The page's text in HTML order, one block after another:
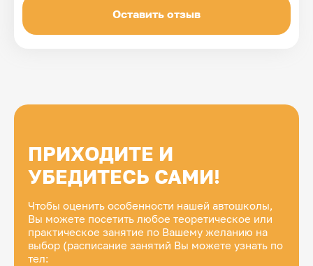
Оставить отзыв
ПРИХОДИТЕ И
УБЕДИТЕСЬ САМИ!
Чтобы оценить особенности нашей автошколы,
Вы можете посетить любое теоретическое или
практическое занятие по Вашему желанию на
выбор (расписание занятий Вы можете узнать по
тел: